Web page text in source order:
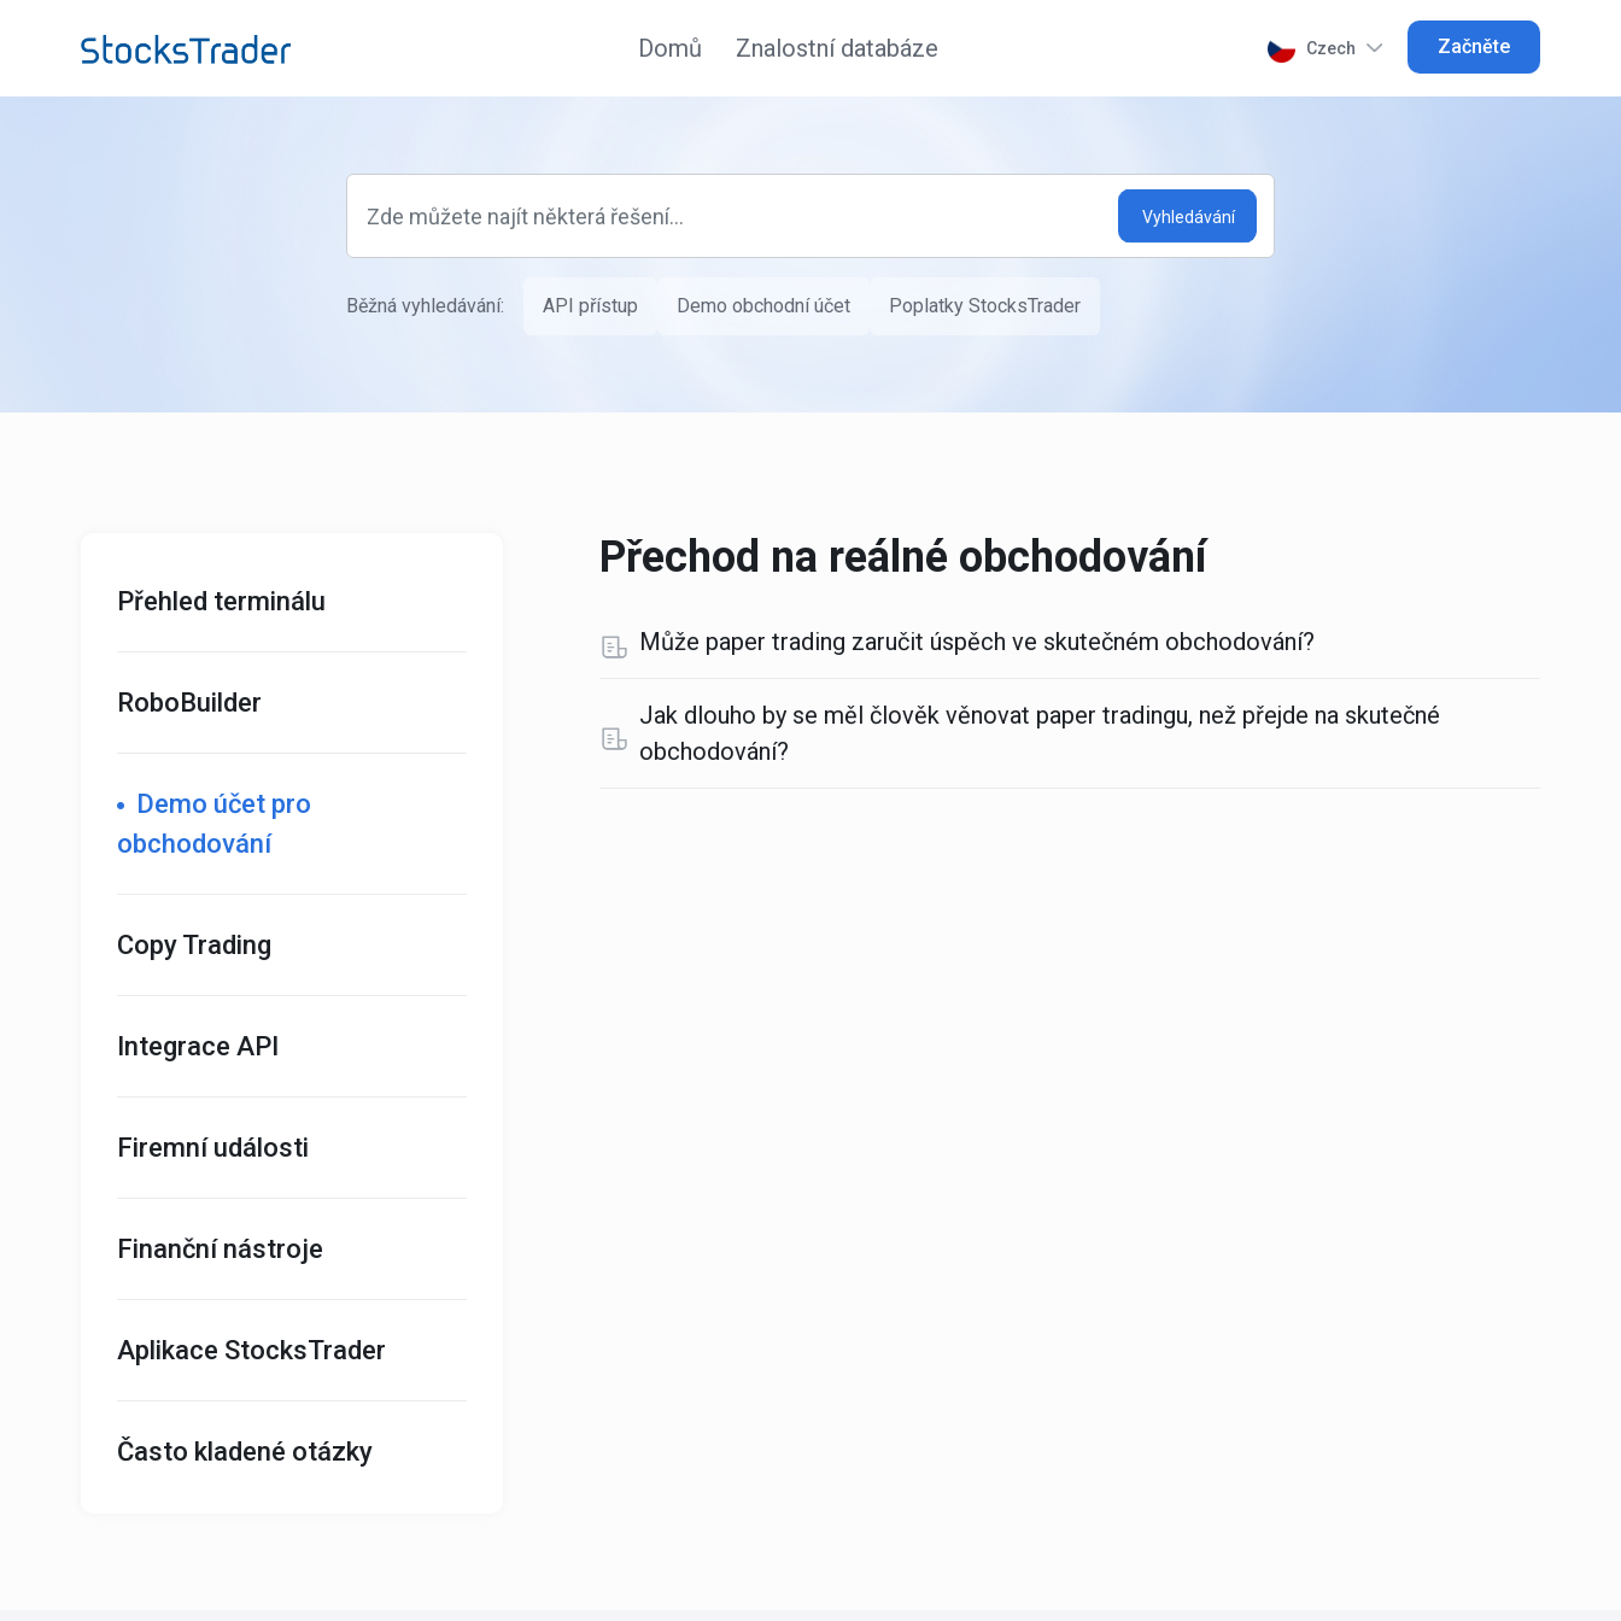
Domů Znalostní databáze Czech Začněte
Běžná vyhledávání: API přístup Demo obchodní účet Poplatky StocksTrader
Přehled terminálu
RoboBuilder
Demo účet pro
obchodování
Copy Trading
Integrace API
Firemní události
Finanční nástroje
Aplikace StocksTrader
Často kladené otázky
Přechod na reálné obchodování
Může paper trading zaručit úspěch ve skutečném obchodování?
Jak dlouho by se měl člověk věnovat paper tradingu, než přejde na skutečné
obchodování?